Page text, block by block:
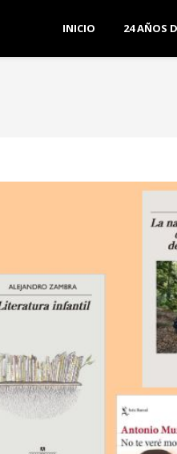
INICIO 24 AÑOS